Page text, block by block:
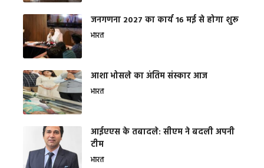
जनगणना 2027 का कार्य 16 मई से होगा शुरू
भारत
आशा भोसले का अंतिम संस्कार आज
भारत
आईएएस के तबादले: सीएम ने बदली अपनी
टीम
भारत